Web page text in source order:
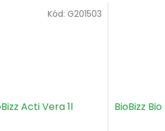
Acti Vera 1l
Kód: G201503
BioBizz